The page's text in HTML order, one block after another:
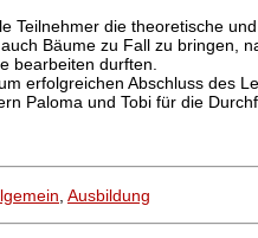
Teilnehmer die theoretische
Bäume zu Fall zu bringen,
bearbeiten durften.
erfolgreichen Abschluss des
Paloma und Tobi für die
Ausbildung